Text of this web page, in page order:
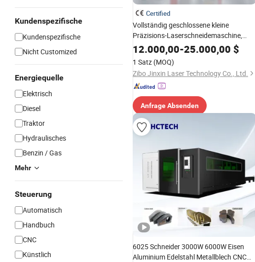
Kundenspezifische
Kundenspezifische
Nicht Customized
Energiequelle
Elektrisch
Diesel
Traktor
Hydraulisches
Benzin / Gas
Mehr
Steuerung
Automatisch
Handbuch
CNC
Künstlich
Certified
Vollständig geschlossene kleine
Präzisions-Laserschneidemaschine,
einfach zu bedienen, Laser-Schneider für
Schmuck aus Messing, Aluminium, Gold
und Silber
12.000,00-25.000,00 $
1 Satz (MOQ)
Zibo Jinxin Laser Technology Co., Ltd.
Anfrage Absenden
6025 Schneider 3000W 6000W Eisen
Aluminium Edelstahl Metallblech CNC